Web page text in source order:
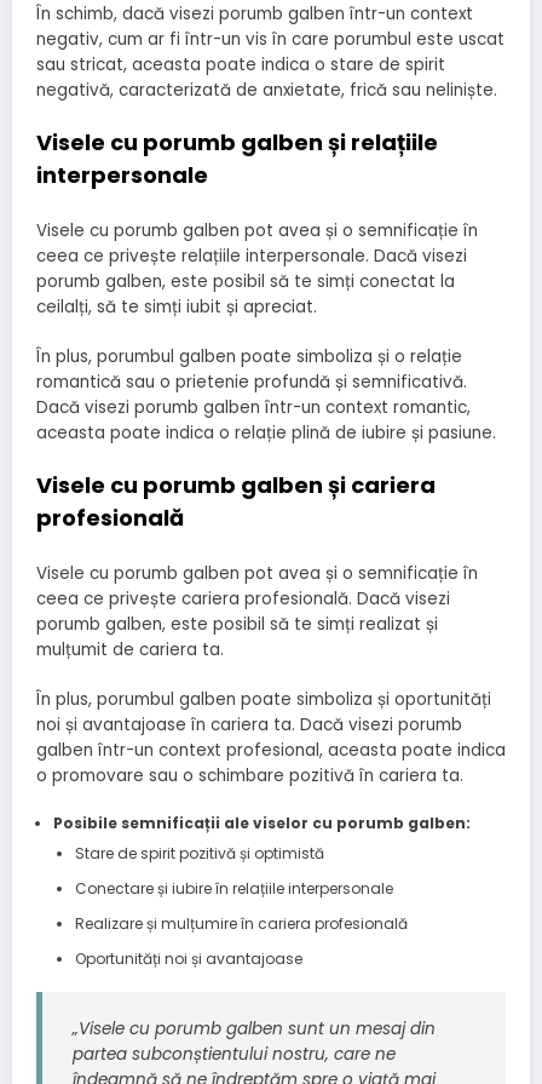
În schimb, dacă visezi porumb galben într-un context
negativ, cum ar fi într-un vis în care porumbul este uscat
sau stricat, aceasta poate indica o stare de spirit
negativă, caracterizată de anxietate, frică sau neliniște.
Visele cu porumb galben și relațiile
interpersonale
Visele cu porumb galben pot avea și o semnificație în
ceea ce privește relațiile interpersonale. Dacă visezi
porumb galben, este posibil să te simți conectat la
ceilalți, să te simți iubit și apreciat.
În plus, porumbul galben poate simboliza și o relație
romantică sau o prietenie profundă și semnificativă.
Dacă visezi porumb galben într-un context romantic,
aceasta poate indica o relație plină de iubire și pasiune.
Visele cu porumb galben și cariera
profesională
Visele cu porumb galben pot avea și o semnificație în
ceea ce privește cariera profesională. Dacă visezi
porumb galben, este posibil să te simți realizat și
mulțumit de cariera ta.
În plus, porumbul galben poate simboliza și oportunități
noi și avantajoase în cariera ta. Dacă visezi porumb
galben într-un context profesional, aceasta poate indica
o promovare sau o schimbare pozitivă în cariera ta.
Posibile semnificații ale viselor cu porumb galben:
Stare de spirit pozitivă și optimistă
Conectare și iubire în relațiile interpersonale
Realizare și mulțumire în cariera profesională
Oportunități noi și avantajoase
„Visele cu porumb galben sunt un mesaj din
partea subconștientului nostru, care ne